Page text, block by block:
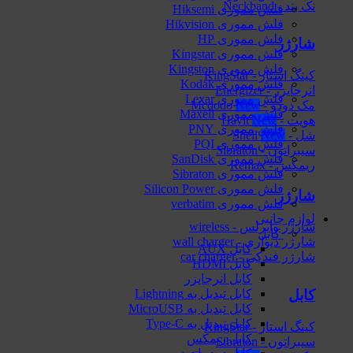
نک بند - Neckband
شارژر
کینگ استار - KingStar
انرجایزر - Energizer
مک دودو - Mcdodo
هویت - Havit
شل - Shell
سیبراتون - Sibraton
ریمکس - Remax
شارژر
شارژر وایرلس - wireless
شارژر دیواری - wall charger
شارژر فندکی - car charger
کابل
کینگ استار - KingStar
سیبراتون - Sibraton
فلش مموری Hiksemi
فلش مموری Hikvision
فلش مموری HP
فلش مموری Kingstar
فلش مموری Kingston
فلش مموری Kodak
فلش مموری Lexar
فلش مموری Maxell
فلش مموری PNY
فلش مموری PQI
فلش مموری SanDisk
فلش مموری Sibraton
فلش مموری Silicon Power
فلش مموری verbatim
لوازم جانبی
کابل
کابل AUX
کابل HDMI
کابل انرجایزر
کابل تبدیل به Lightning
کابل تبدیل به MicroUSB
کابل تبدیل به Type-C
کابل ریمکس